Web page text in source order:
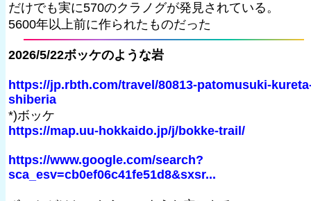
だけでも実に570のクラノグが発見されている。
5600年以上前に作られたものだった
2026/5/22ボッケのような岩
https://jp.rbth.com/travel/80813-patomusuki-
shiberia
*)ボッケ
https://map.uu-hokkaido.jp/j/bokke-trail/
https://www.google.com/search?
sca_esv=cb0ef06c41fe51d8&sxsr...